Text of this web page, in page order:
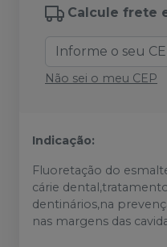
Calcule frete
Não sei o meu CEP
Indicação:
Fluoretação do
cárie
dentinários,na
nas margens das